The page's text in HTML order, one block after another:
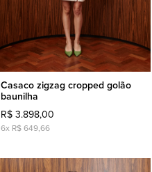
Casaco zigzag cropped golão
baunilha
R$ 3.898,00
6x R$ 649,66